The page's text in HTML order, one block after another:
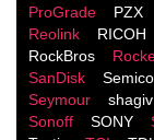
ProGrade
PZX
Reolink
RICOH
RockBros
SanDisk
Seymour
shagiv
Sonoff
SONY